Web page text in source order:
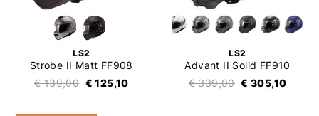
LS2
Strobe II Matt FF908
€ 139,00 € 125,10
LS2
Advant II Solid FF910
€ 339,00 € 305,10